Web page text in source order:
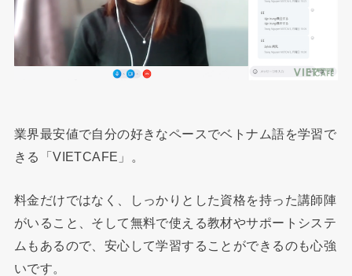
業界最安値で自分の好きなペースでベトナム語を学習で
きる「VIETCAFE」。
料金だけではなく、しっかりとした資格を持った講師陣
がいること、そして無料で使える教材やサポートシステ
ムもあるので、安心して学習することができるのも心強
いです。